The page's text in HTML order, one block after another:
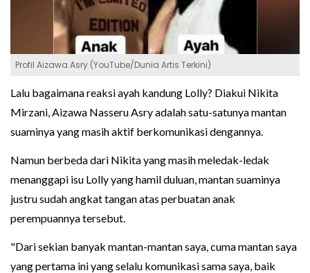
Profil Aizawa Asry (YouTube/Dunia Artis Terkini)
Lalu bagaimana reaksi ayah kandung Lolly? Diakui Nikita
Mirzani, Aizawa Nasseru Asry adalah satu-satunya mantan
suaminya yang masih aktif berkomunikasi dengannya.
Namun berbeda dari Nikita yang masih meledak-ledak
menanggapi isu Lolly yang hamil duluan, mantan suaminya
justru sudah angkat tangan atas perbuatan anak
perempuannya tersebut.
"Dari sekian banyak mantan-mantan saya, cuma mantan saya
yang pertama ini yang selalu komunikasi sama saya, baik